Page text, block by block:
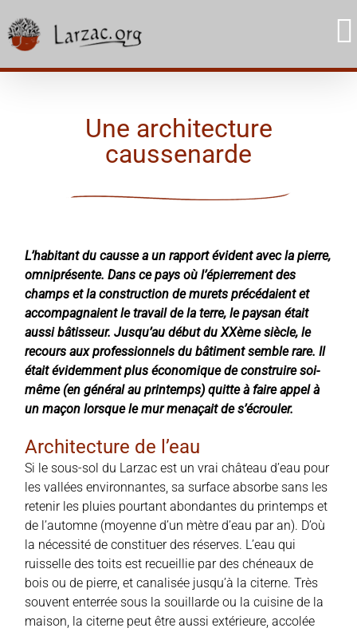
to
content
Une architecture
caussenarde
L’habitant du causse a un rapport évident avec la pierre,
omniprésente. Dans ce pays où l’épierrement des
champs et la construction de murets précédaient et
accompagnaient le travail de la terre, le paysan était
aussi bâtisseur. Jusqu’au début du XXème siècle, le
recours aux professionnels du bâtiment semble rare. Il
était évidemment plus économique de construire soi-
même (en général au printemps) quitte à faire appel à
un maçon lorsque le mur menaçait de s’écrouler.
Architecture de l’eau
Si le sous-sol du Larzac est un vrai château d’eau pour
les vallées environnantes, sa surface absorbe sans les
retenir les pluies pourtant abondantes du printemps et
de l’automne (moyenne d’un mètre d’eau par an). D’où
la nécessité de constituer des réserves. L’eau qui
ruisselle des toits est recueillie par des chéneaux de
bois ou de pierre, et canalisée jusqu’à la citerne. Très
souvent enterrée sous la souillarde ou la cuisine de la
maison, la citerne peut être aussi extérieure, accolée